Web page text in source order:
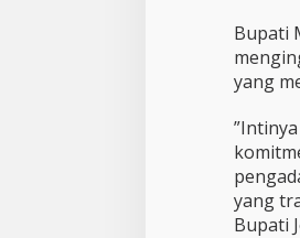
Bupati
yang
yang
Bupati